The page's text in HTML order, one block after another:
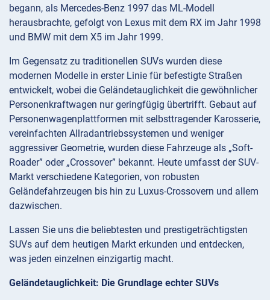
begann, als Mercedes-Benz 1997 das ML-Modell
herausbrachte, gefolgt von Lexus mit dem RX im Jahr 1998
und BMW mit dem X5 im Jahr 1999.
Im Gegensatz zu traditionellen SUVs wurden diese
modernen Modelle in erster Linie für befestigte Straßen
entwickelt, wobei die Geländetauglichkeit die gewöhnlicher
Personenkraftwagen nur geringfügig übertrifft. Gebaut auf
Personenwagenplattformen mit selbsttragender Karosserie,
vereinfachten Allradantriebssystemen und weniger
aggressiver Geometrie, wurden diese Fahrzeuge als „Soft-
Roader” oder „Crossover” bekannt. Heute umfasst der SUV-
Markt verschiedene Kategorien, von robusten
Geländefahrzeugen bis hin zu Luxus-Crossovern und allem
dazwischen.
Lassen Sie uns die beliebtesten und prestigeträchtigsten
SUVs auf dem heutigen Markt erkunden und entdecken,
was jeden einzelnen einzigartig macht.
Geländetauglichkeit: Die Grundlage echter SUVs